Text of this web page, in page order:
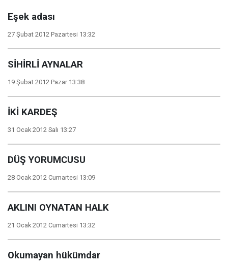
Eşek adası
27 Şubat 2012 Pazartesi 13:32
SİHİRLİ AYNALAR
19 Şubat 2012 Pazar 13:38
İKİ KARDEŞ
31 Ocak 2012 Salı 13:27
DÜŞ YORUMCUSU
28 Ocak 2012 Cumartesi 13:09
AKLINI OYNATAN HALK
21 Ocak 2012 Cumartesi 13:32
Okumayan hükümdar